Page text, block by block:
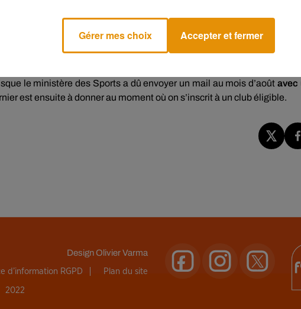
l’enfant handicapé sont aussi concernées, tout comme
les étudiants
le ministère des Sports a dû envoyer un mail au mois d’aoûtavec
est ensuite à donner au moment où on s’inscrit à un club éligible.
DesignOlivier Varma
d’information RGPD Plan du site
2022
Gérer mes choix Accepter et fermer